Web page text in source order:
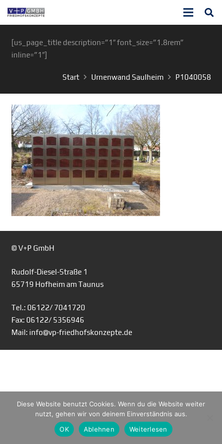
[us_page_title description=”1″ font_size=”1.8rem”
inline=”1″]
Start Urnenwand Saulheim P1040058
© V+P GmbH
Rudolf-Diesel-Straße 1
65719 Hofheim am Taunus
Tel.: 06122/ 7041720
Fax: 06122/ 5356946
Mail: info@vp-friedhofskonzepte.de
Diese Website benutzt Cookies. Wenn du die Website weiter
nutzt, gehen wir von deinem Einverständnis aus.
OK
Ablehnen Weiterlesen